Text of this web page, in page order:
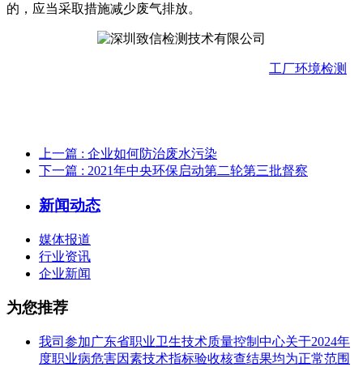
的，应当采取措施减少废气排放。
工厂环境检测
上一篇 : 企业如何防治废水污染
下一篇 : 2021年中央环保启动第二轮第三批督察
新闻动态
媒体报道
行业资讯
企业新闻
为您推荐
我司参加广东省职业卫生技术质量控制中心关于2024年
度职业病危害因素技术指标验收核查结果均为正常范围